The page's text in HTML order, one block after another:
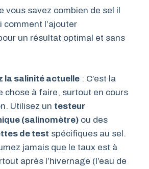
vous savez combien de sel il
l’ajouter
un résultat optimal et sans
la salinité actuelle : C’est la
chose à faire, surtout en cours
Utilisez un testeur
(salinomètre) ou des
de test spécifiques au sel.
jamais que le taux est à
après l’hivernage (l’eau de